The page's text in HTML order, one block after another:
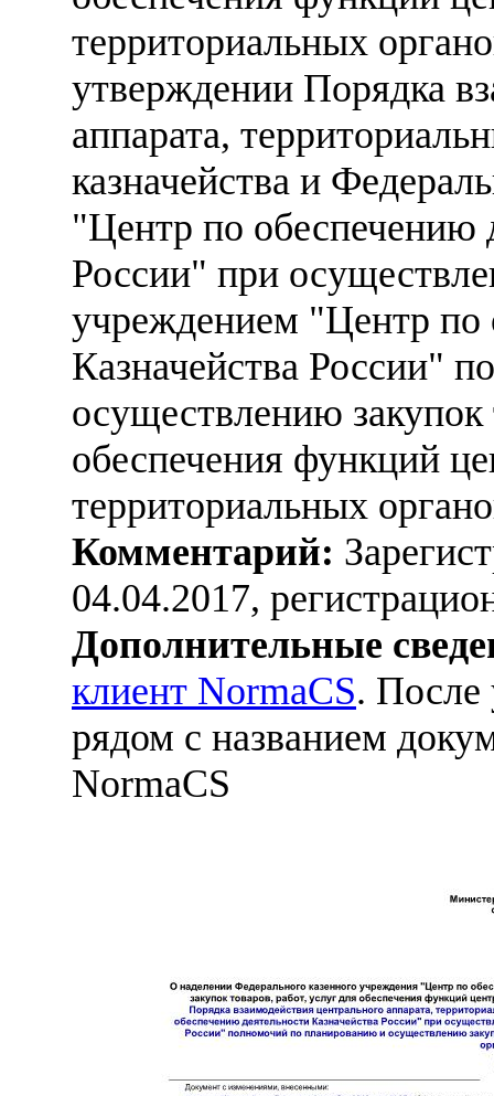
территориальных
утверждении Порядка
аппарата,
казначейства и
"Центр по обеспечению
России" при
учреждением "Центр по
Казначейства России"
осуществлению закупок
обеспечения функций
территориальных
Комментарий:
04.04.2017,
Дополнительные
клиент NormaCS. После
рядом с названием
NormaCS